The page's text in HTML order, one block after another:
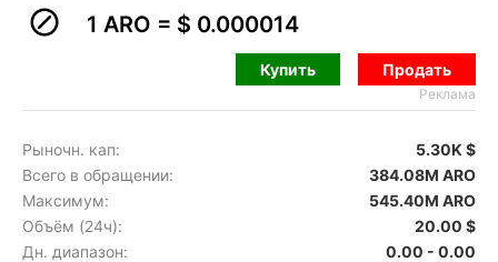
1 ARO = $ 0.000014
Купить Продать
Реклама
Рыночн. кап:
5.30K $
Всего в обращении:
384.08M ARO
Максимум:
545.40M ARO
Объём (24ч):
20.00 $
Дн. диапазон:
0.00 - 0.00